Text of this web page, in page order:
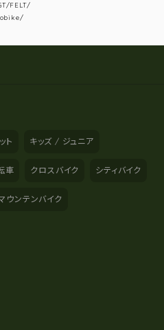
FELT/
ト キッズ / ジュニア
車 クロスバイク シティバイク
ウンテンバイク